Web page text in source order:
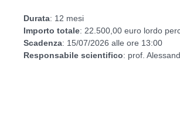
Durata: 12 mesi
Importo totale: 22.500,00 euro lordo
Scadenza: 15/07/2026 alle ore 13:00
Responsabile scientifico: prof.